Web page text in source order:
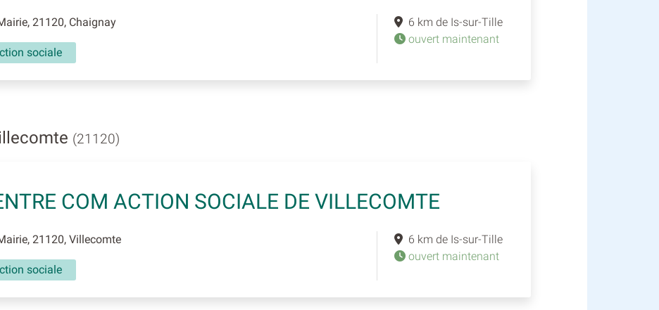
21120, Chaignay
sociale
6 km de Is-sur-Tille
ouvert maintenant
(21120)
COM ACTION SOCIALE DE VILLECOMTE
21120, Villecomte
sociale
6 km de Is-sur-Tille
ouvert maintenant